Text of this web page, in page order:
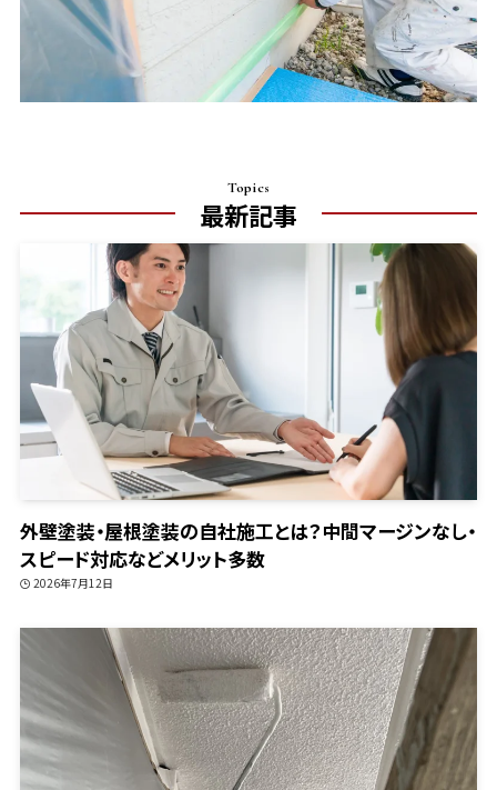
Topics
最新記事
外壁塗装・屋根塗装の自社施工とは？中間マージンなし・
スピード対応などメリット多数
2026年7月12日